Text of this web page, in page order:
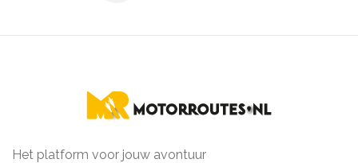
Het platform voor jouw avontuur